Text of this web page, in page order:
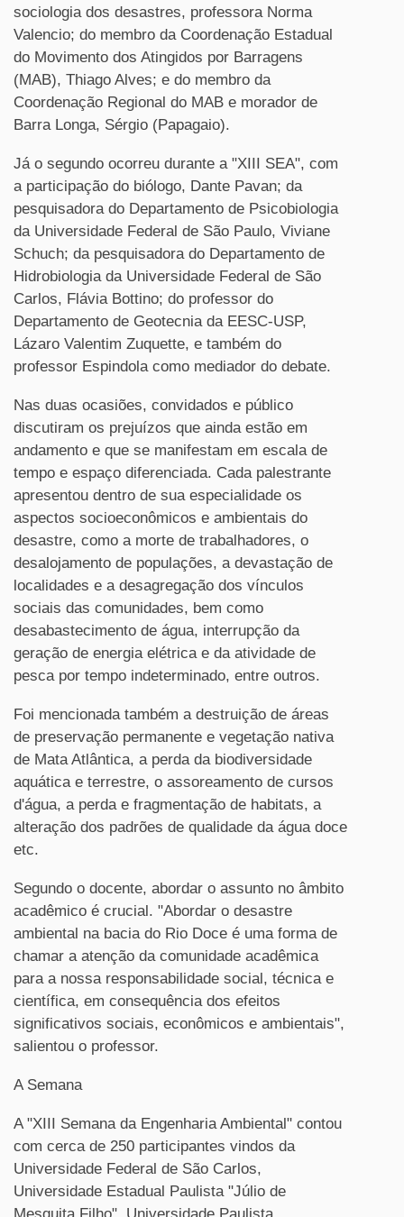
sociologia dos desastres, professora Norma
Valencio; do membro da Coordenação Estadual
do Movimento dos Atingidos por Barragens
(MAB), Thiago Alves; e do membro da
Coordenação Regional do MAB e morador de
Barra Longa, Sérgio (Papagaio).
Já o segundo ocorreu durante a "XIII SEA", com
a participação do biólogo, Dante Pavan; da
pesquisadora do Departamento de Psicobiologia
da Universidade Federal de São Paulo, Viviane
Schuch; da pesquisadora do Departamento de
Hidrobiologia da Universidade Federal de São
Carlos, Flávia Bottino; do professor do
Departamento de Geotecnia da EESC-USP,
Lázaro Valentim Zuquette, e também do
professor Espindola como mediador do debate.
Nas duas ocasiões, convidados e público
discutiram os prejuízos que ainda estão em
andamento e que se manifestam em escala de
tempo e espaço diferenciada. Cada palestrante
apresentou dentro de sua especialidade os
aspectos socioeconômicos e ambientais do
desastre, como a morte de trabalhadores, o
desalojamento de populações, a devastação de
localidades e a desagregação dos vínculos
sociais das comunidades, bem como
desabastecimento de água, interrupção da
geração de energia elétrica e da atividade de
pesca por tempo indeterminado, entre outros.
Foi mencionada também a destruição de áreas
de preservação permanente e vegetação nativa
de Mata Atlântica, a perda da biodiversidade
aquática e terrestre, o assoreamento de cursos
d'água, a perda e fragmentação de habitats, a
alteração dos padrões de qualidade da água doce
etc.
Segundo o docente, abordar o assunto no âmbito
acadêmico é crucial. "Abordar o desastre
ambiental na bacia do Rio Doce é uma forma de
chamar a atenção da comunidade acadêmica
para a nossa responsabilidade social, técnica e
científica, em consequência dos efeitos
significativos sociais, econômicos e ambientais",
salientou o professor.
A Semana
A "XIII Semana da Engenharia Ambiental" contou
com cerca de 250 participantes vindos da
Universidade Federal de São Carlos,
Universidade Estadual Paulista "Júlio de